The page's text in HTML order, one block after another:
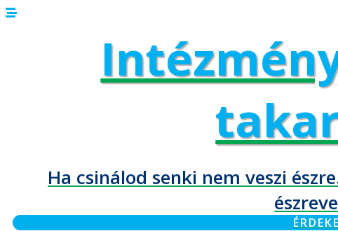
Ha csinálod senki nem veszi